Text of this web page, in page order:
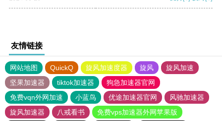
友情链接
网站地图 QuickQ 旋风加速度器 旋风
旋风加速
坚果加速器
tiktok加速器
狗急加速器官网
免费vqn外网加速
小蓝鸟 优途加速器官网
风驰加速器
旋风加速器
八戒看书 免费vps加速器外网苹果版